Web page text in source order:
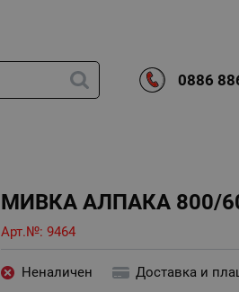
0886
МИВКА АЛПАКА 800/
Арт.№: 9464
Неналичен
Доставка и